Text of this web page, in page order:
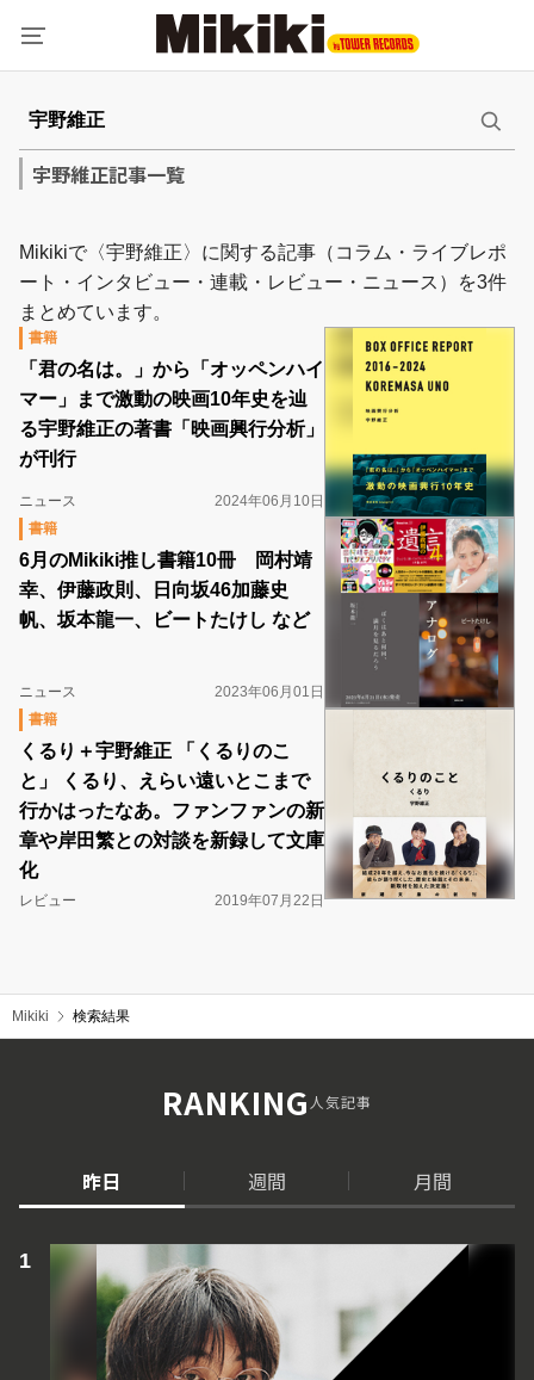
宇野維正記事一覧
Mikikiで〈宇野維正〉に関する記事（コラム・ライブレポ
ート・インタビュー・連載・レビュー・ニュース）を3件
まとめています。
書籍
「君の名は。」から「オッペンハイ
マー」まで激動の映画10年史を辿
る宇野維正の著書「映画興行分析」
が刊行
ニュース
2024年06月10日
書籍
6月のMikiki推し書籍10冊 岡村靖
幸、伊藤政則、日向坂46加藤史
帆、坂本龍一、ビートたけし など
ニュース
2023年06月01日
書籍
くるり＋宇野維正 「くるりのこ
と」 くるり、えらい遠いとこまで
行かはったなあ。ファンファンの新
章や岸田繁との対談を新録して文庫
化
レビュー 2019年07月22日
Mikiki 検索結果
RANKING人気記事
昨日 週間 月間